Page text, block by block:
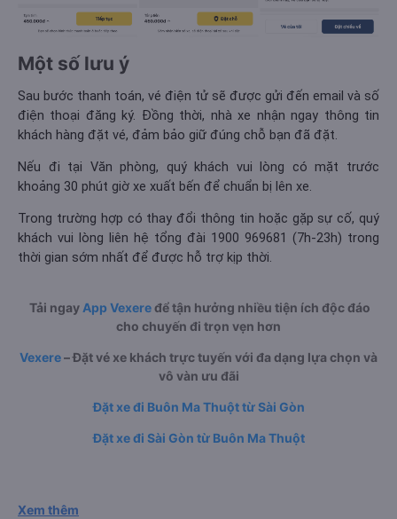
Một số lưu ý
Sau bước thanh toán, vé điện tử sẽ được gửi đến email và số
điện thoại đăng ký. Đồng thời, nhà xe nhận ngay thông tin
khách hàng đặt vé, đảm bảo giữ đúng chỗ bạn đã đặt.
Nếu đi tại Văn phòng, quý khách vui lòng có mặt trước
khoảng 30 phút giờ xe xuất bến để chuẩn bị lên xe.
Trong trường hợp có thay đổi thông tin hoặc gặp sự cố, quý
khách vui lòng liên hệ tổng đài 1900 969681 (7h-23h) trong
thời gian sớm nhất để được hỗ trợ kịp thời.
Tải ngay App Vexeređể tận hưởng nhiều tiện ích độc đáo
cho chuyến đi trọn vẹn hơn
Vexere– Đặt vé xe khách trực tuyến với đa dạng lựa chọn và
vô vàn ưu đãi
Đặt xe đi Buôn Ma Thuột từ Sài Gòn
Đặt xe đi Sài Gòn từ Buôn Ma Thuột
Xem thêm